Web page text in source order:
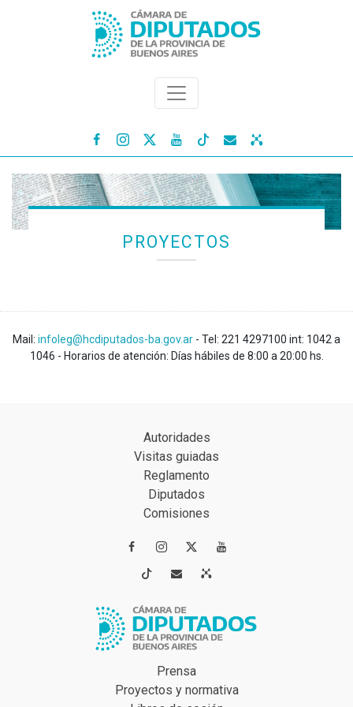
   
PROYECTOS
Mail: infoleg@hcdiputados-ba.gov.ar - Tel: 221 4297100 int: 1042 a
1046 - Horarios de atención: Días hábiles de 8:00 a 20:00 hs.
Autoridades
Visitas guiadas
Reglamento
Diputados
Comisiones
 
 
Prensa
Proyectos y normativa